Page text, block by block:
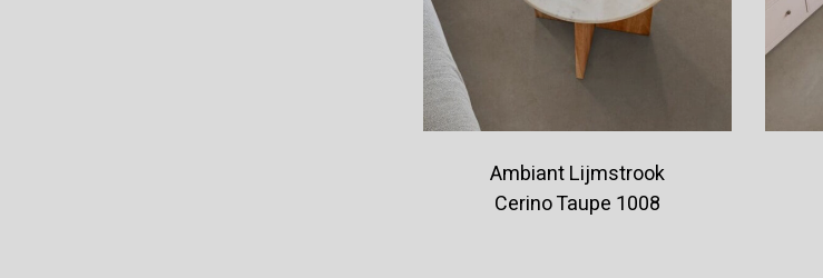
Ambiant Lijmstrook
Cerino Taupe 1008